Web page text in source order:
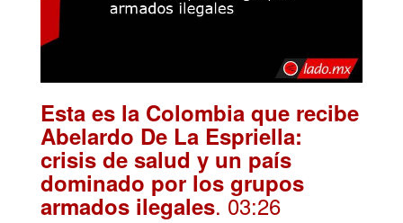
Esta es la Colombia que recibe
Abelardo De La Espriella:
crisis de salud y un país
dominado por los grupos
armados ilegales. 03:26